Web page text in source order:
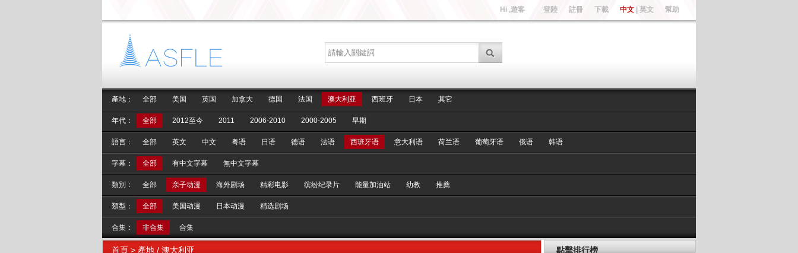
Hi ,遊客 登陸 註冊 下載 中文 英文 幫助
產地： 全部 美国 英国 加拿大 德国 法国 澳大利亚 西班牙 日本 其它
年代： 全部 2012至今 2011 2006-2010 2000-2005 早期
語言： 全部 英文 中文 粤语 日语 德语 法语 西班牙语 意大利语 荷兰语 葡萄牙语 俄语 韩语
字幕： 全部 有中文字幕 無中文字幕
類別： 全部 亲子动漫 海外剧场 精彩电影 缤纷纪录片 能量加油站 幼教 推薦
類型： 全部 美国动漫 日本动漫 精选剧场
合集： 非合集 合集
首頁 > 產地 / 澳大利亚 點擊排行榜